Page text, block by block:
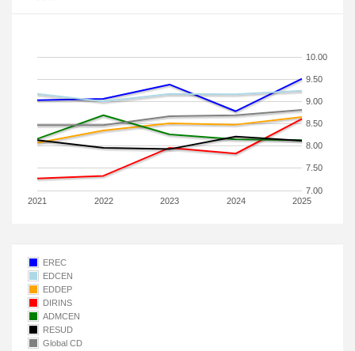
2021 2022 2023 2024 2025
7.00
7.50
8.00
8.50
9.00
9.50
10.00
EREC
EDCEN
EDDEP
DIRINS
ADMCEN
RESUD
Global CD